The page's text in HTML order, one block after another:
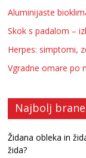
Aluminijaste
Skok s padalom –
Herpes: simptomi,
Vgradne omare po
Najbolj
Židana obleka in
žida?